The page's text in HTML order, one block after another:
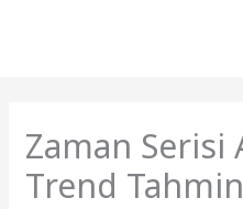
Zaman Serisi
Trend